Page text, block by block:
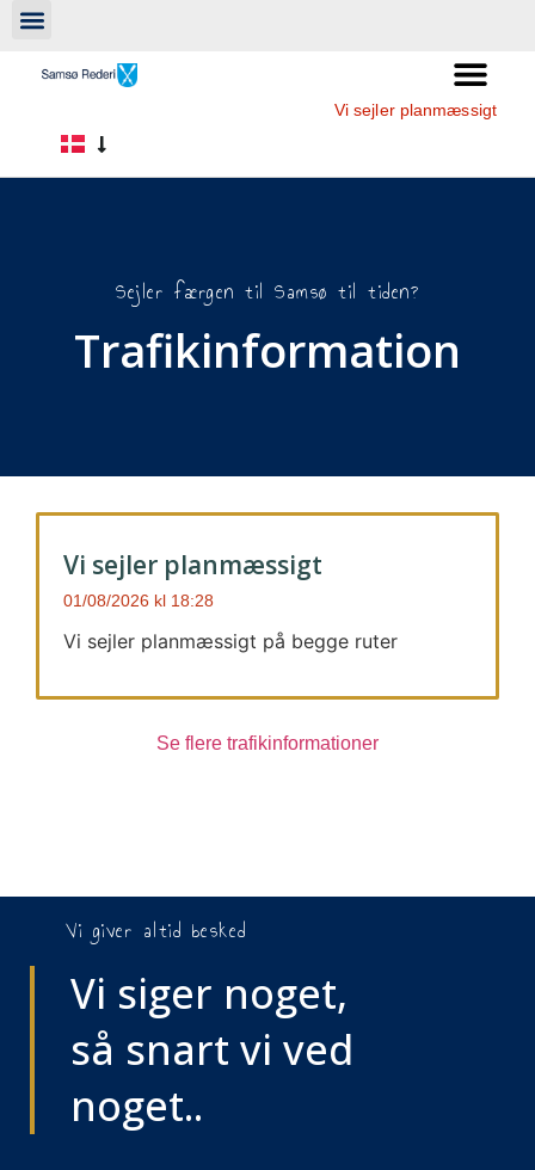
Vi sejler planmæssigt
Sejler færgen til Samsø til tiden?
Trafikinformation
Vi sejler planmæssigt
01/08/2026 18:28
Vi sejler planmæssigt på begge ruter
Se flere trafikinformationer
Vi giver altid besked
Vi siger noget,
så snart vi ved
noget..